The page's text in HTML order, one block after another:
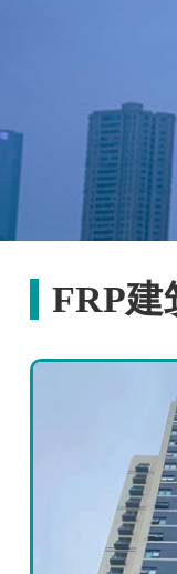
FRP建